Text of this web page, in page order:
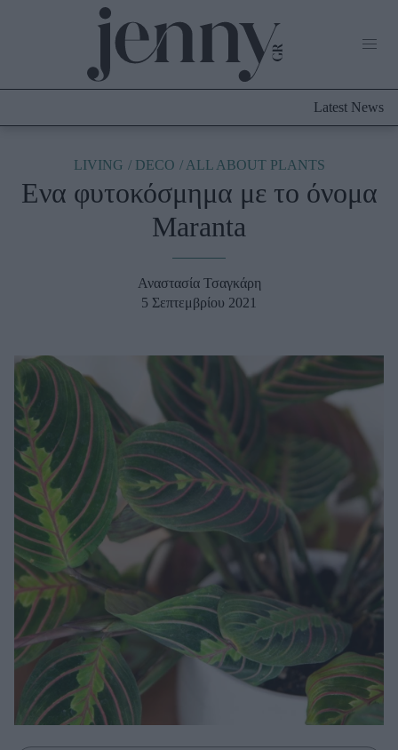
Culture
Fashion
Skincare
Μαλλιά - Νύχια
Μακιγιάζ
Beauty News
Well being
Ψυχολογία
Υγεία + Διατροφή
Σχέσεις & Σεξ
Fitness
Woman Power
Parenting
Working Girl
Real Women
Latest News
LIVING DECO ALL ABOUT PLANTS
Eνα φυτοκόσμημα με το όνομα
Maranta
Αναστασία Τσαγκάρη
5 Σεπτεμβρίου 2021